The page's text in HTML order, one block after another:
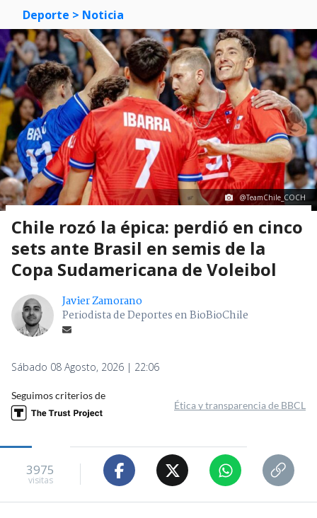
Deporte > Noticia
@TeamChile_COCH
Chile rozó la épica: perdió en cinco
sets ante Brasil en semis de la
Copa Sudamericana de Voleibol
Javier Zamorano
Periodista de Deportes en BioBioChile
Sábado 08 Agosto, 2026 | 22:06
Seguimos criterios de
Ética y transparencia de BBCL
3975
visitas